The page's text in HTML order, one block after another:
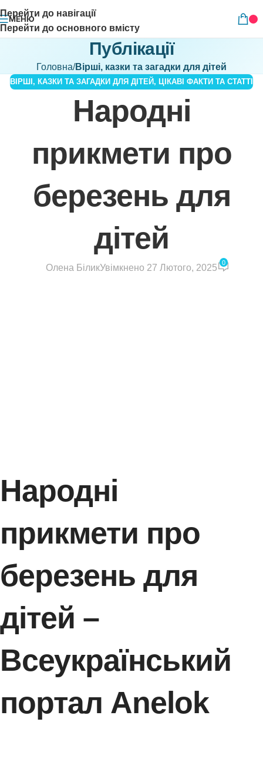
Перейти до навігації
Перейти до основного вмісту
МЕНЮ
Публікації
Головна/Вірші, казки та загадки для дітей
ВІРШІ, КАЗКИ ТА ЗАГАДКИ ДЛЯ ДІТЕЙ , ЦІКАВІ ФАКТИ ТА СТАТТІ
Народні
прикмети про
березень для
дітей
Олена БіликУвімкнено 27 Лютого, 2025
0
Народні
прикмети про
березень для
дітей –
Всеукраїнський
портал Anelok